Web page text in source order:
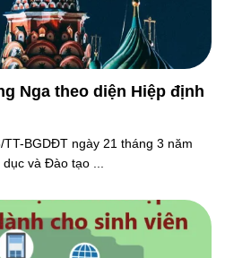
Nga theo diện Hiệp định
BGDĐT ngày 21 tháng 3 năm
và Đào tạo ...